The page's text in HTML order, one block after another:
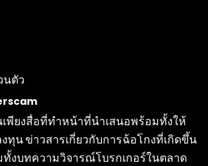
นตัว
เพียงสื่อที่ทำหน้าที่นำเสนอพร้อมทั้งให้
ทุน ข่าวสารเกี่ยวกับการฉ้อโกงที่เกิดขึ้น
ทั้งบทความวิจารณ์โบรกเกอร์ในตลาด